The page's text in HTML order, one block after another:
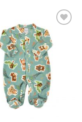
Adicionar
meus
desejos